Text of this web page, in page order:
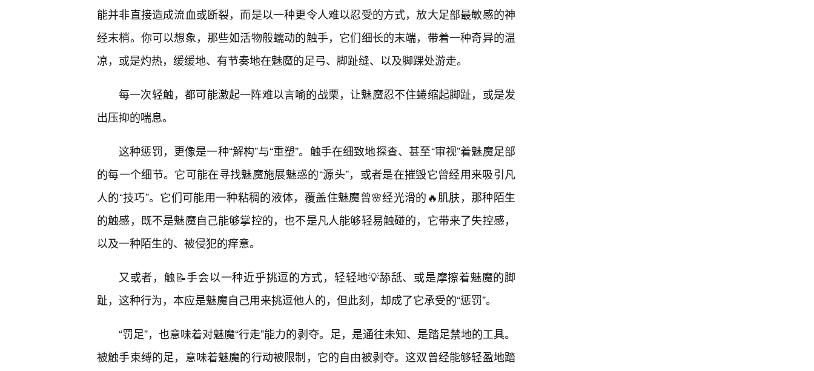
能并非直接造成流血或断裂，而是以一种更令人难以忍受的方式，放大足部最敏感的神
经末梢。你可以想象，那些如活物般蠕动的触手，它们细长的末端，带着一种奇异的温
凉，或是灼热，缓缓地、有节奏地在魅魔的足弓、脚趾缝、以及脚踝处游走。
每一次轻触，都可能激起一阵难以言喻的战栗，让魅魔忍不住蜷缩起脚趾，或是发
出压抑的喘息。
这种惩罚，更像是一种“解构”与“重塑”。触手在细致地探查、甚至“审视”着魅魔足部
的每一个细节。它可能在寻找魅魔施展魅惑的“源头”，或者是在摧毁它曾经用来吸引凡
人的“技巧”。它们可能用一种粘稠的液体，覆盖住魅魔曾🌸经光滑的🔥肌肤，那种陌生
的触感，既不是魅魔自己能够掌控的，也不是凡人能够轻易触碰的，它带来了失控感，
以及一种陌生的、被侵犯的痒意。
又或者，触📝手会以一种近乎挑逗的方式，轻轻地💡舔舐、或是摩擦着魅魔的脚
趾，这种行为，本应是魅魔自己用来挑逗他人的，但此刻，却成了它承受的“惩罚”。
“罚足”，也意味着对魅魔“行走”能力的剥夺。足，是通往未知、是踏足禁地的工具。
被触手束缚的足，意味着魅魔的行动被限制，它的自由被剥夺。这双曾经能够轻盈地踏